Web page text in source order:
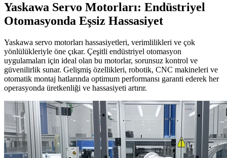
Yaskawa Servo Motorları: Endüstriyel
Otomasyonda Eşsiz Hassasiyet
Yaskawa servo motorları hassasiyetleri, verimlilikleri ve çok
yönlülükleriyle öne çıkar. Çeşitli endüstriyel otomasyon
uygulamaları için ideal olan bu motorlar, sorunsuz kontrol ve
güvenilirlik sunar. Gelişmiş özellikleri, robotik, CNC makineleri ve
otomatik montaj hatlarında optimum performansı garanti ederek her
operasyonda üretkenliği ve hassasiyeti artırır.